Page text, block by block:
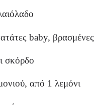
baby, βρασμένες
σκόρδο
από 1 λεμόνι